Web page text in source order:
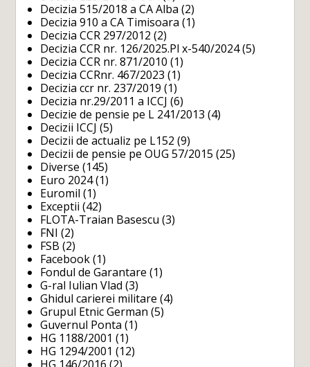
Decizia 515/2018 a CA Alba (2)
Decizia 910 a CA Timisoara (1)
Decizia CCR 297/2012 (2)
Decizia CCR nr. 126/2025.Pl x-540/2024(5)
Decizia CCR nr. 871/2010 (1)
Decizia CCRnr. 467/2023 (1)
Decizia ccr nr. 237/2019 (1)
Decizia nr.29/2011 a ICCJ (6)
Decizie de pensie pe L 241/2013 (4)
Decizii ICCJ (5)
Decizii de actualiz pe L152 (9)
Decizii de pensie pe OUG 57/2015 (25)
Diverse (145)
Euro 2024(1)
Euromil (1)
Exceptii (42)
FLOTA-Traian Basescu (3)
FNI (2)
FSB (2)
Facebook (1)
Fondul de Garantare (1)
G-ral Iulian Vlad (3)
Ghidul carierei militare (4)
Grupul Etnic German (5)
Guvernul Ponta (1)
HG 1188/2001 (1)
HG 1294/2001 (12)
HG 146/2016 (2)